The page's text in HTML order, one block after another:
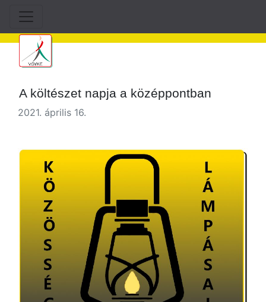
A költészet napja a középpontban
2021. április 16.